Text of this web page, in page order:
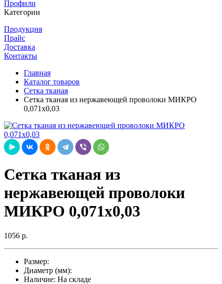
Профили
Категории
Продукция
Прайс
Доставка
Контакты
Главная
Каталог товаров
Сетка тканая
Сетка тканая из нержавеющей проволоки МИКРО
0,071х0,03
Сетка тканая из
нержавеющей проволоки
МИКРО 0,071х0,03
1056 р.
Размер:
Диаметр (мм):
Наличие: На складе